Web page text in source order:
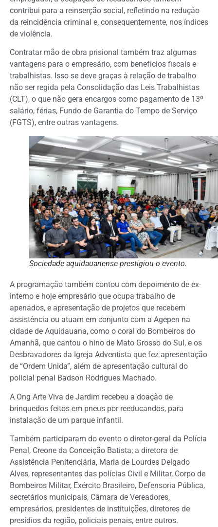
contribui para a reinserção social, refletindo na redução
da reincidência criminal e, consequentemente, nos índices
de violência.
Contratar mão de obra prisional também traz algumas
vantagens para o empresário, com benefícios fiscais e
trabalhistas. Isso se deve graças à relação de trabalho
não ser regida pela Consolidação das Leis Trabalhistas
(CLT), o que não gera encargos como pagamento de 13º
salário, férias, Fundo de Garantia do Tempo de Serviço
(FGTS), entre outras vantagens.
Sociedade aquidauanense prestigiou o evento.
A programação também contou com depoimento de ex-
interno e hoje empresário que ocupa trabalho de
apenados, e apresentação de projetos que recebem
assistência ou atuam em conjunto com a Agepen na
cidade de Aquidauana, como o coral do Bombeiros do
Amanhã, que cantou o hino de Mato Grosso do Sul, e os
Desbravadores da Igreja Adventista que fez apresentação
de “Ordem Unida”, além de apresentação cultural do
policial penal Badson Rodrigues Machado.
A Ong Arte Viva de Jardim recebeu a doação de
brinquedos feitos em pneus por reeducandos, para
instalação de um parque infantil.
Também participaram do evento o diretor-geral da Polícia
Penal, Creone da Conceição Batista; a diretora de
Assistência Penitenciária, Maria de Lourdes Delgado
Alves, representantes das polícias Civil e Militar, Corpo de
Bombeiros Militar, Exército Brasileiro, Defensoria Pública,
secretários municipais, Câmara de Vereadores,
empresários, presidentes de instituições, diretores de
presídios da região, policiais penais, entre outros.